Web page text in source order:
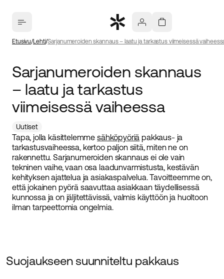
Etusivu Lehti Sarjanumeroiden skannaus – laatu ja tarkastus viimeisessä
Sarjanumeroiden skannaus
– laatu ja tarkastus
viimeisessä vaiheessa
Uutiset
Tapa, jolla käsittelemme sähköpyöriä pakkaus- ja
tarkastusvaiheessa, kertoo paljon siitä, miten ne on
rakennettu. Sarjanumeroiden skannaus ei ole vain
tekninen vaihe, vaan osa laadunvarmistusta, kestävän
kehityksen ajattelua ja asiakaspalvelua. Tavoitteemme on,
että jokainen pyörä saavuttaa asiakkaan täydellisessä
kunnossa ja on jäljitettävissä, valmis käyttöön ja huoltoon
ilman tarpeettomia ongelmia.
Suojaukseen suunniteltu pakkaus